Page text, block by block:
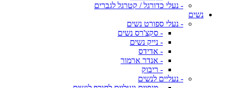
- נעלי כדורגל / קטרגל לגברים
נשים
- נעלי ספורט נשים
- סקצ'רס נשים
- נייק נשים
- אדידס
- אנדר ארמור
- ריבוק
- נעליים לנשים